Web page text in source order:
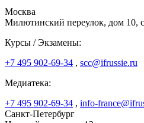
Москва
Милютинский переулок, дом 10,
Курсы / Экзамены:
+7 495 902-69-34 , scc@ifrussie.ru
Медиатека:
+7 495 902-69-34 , info-
Санкт-Петербург